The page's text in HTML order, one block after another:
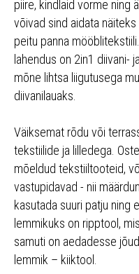
piire, kindlaid vorme ning
võivad sind aidata
peitu panna
lahendus on 2in1 diivani-
mõne lihtsa liigutusega
diivanilauaks.
Väiksemat rõdu või
tekstiilide ja lilledega.
mõeldud tekstiiltooteid,
vastupidavad - nii
kasutada suuri patju ning
lemmikuks on ripptool,
samuti on aedadesse
lemmik – kiiktool.